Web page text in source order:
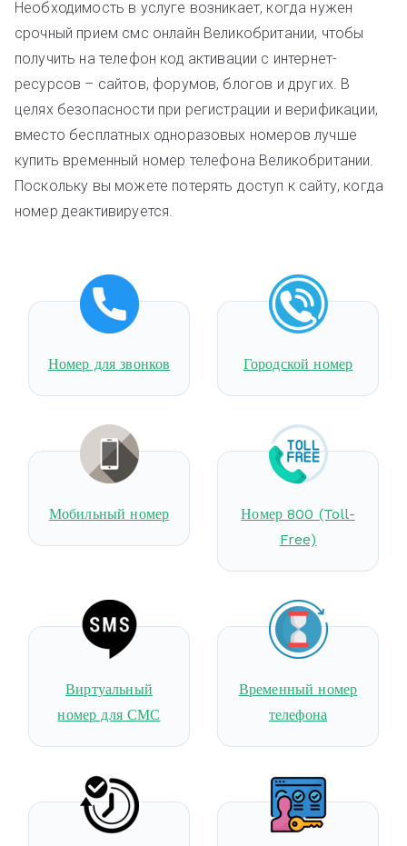
Необходимость в услуге возникает, когда нужен
срочный прием смс онлайн Великобритании, чтобы
получить на телефон код активации с интернет-
ресурсов – сайтов, форумов, блогов и других. В
целях безопасности при регистрации и верификации,
вместо бесплатных одноразовых номеров лучше
купить временный номер телефона Великобритании.
Поскольку вы можете потерять доступ к сайту, когда
номер деактивируется.
Номер для звонков Городской номер
Мобильный номер
Номер 800 (Toll-
Free)
Виртуальный
номер для СМС
Временный номер
телефона